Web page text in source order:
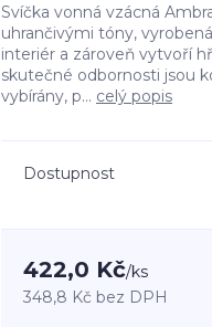
Svíčka vonná vzácná
uhrančivými tóny,
interiér a zároveň vytvoří
skutečné odbornosti jsou
vybírány, p... celý popis
Dostupnost
422,0 Kč/ks
348,8 Kč bez DPH